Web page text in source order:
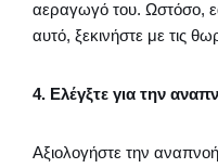
αεραγωγό του. Ωστόσο,
αυτό, ξεκινήστε με τις
4. Ελέγξτε για την
Αξιολογήστε την